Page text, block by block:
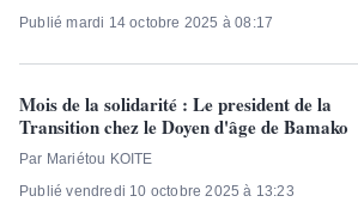
Publié mardi 14 octobre 2025 à 08:17
Mois de la solidarité : Le president de la
Transition chez le Doyen d'âge de Bamako
Par Mariétou KOITE
Publié vendredi 10 octobre 2025 à 13:23